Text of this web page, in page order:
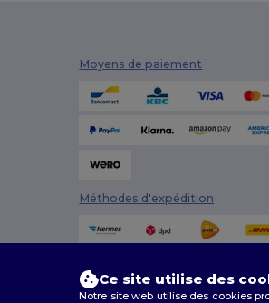
Moyens de paiement
Méthodes d'expédition
Ce site utilise des
Notre site web utilise des cookies